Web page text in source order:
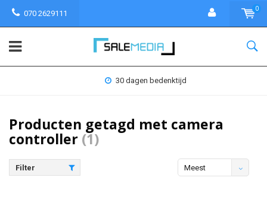
070 2629111
0
30 dagen bedenktijd
Producten getagd met camera
controller (1)
Filter
Meest